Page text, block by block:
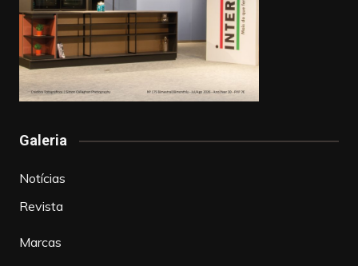
Galeria
Notícias
Revista
Marcas